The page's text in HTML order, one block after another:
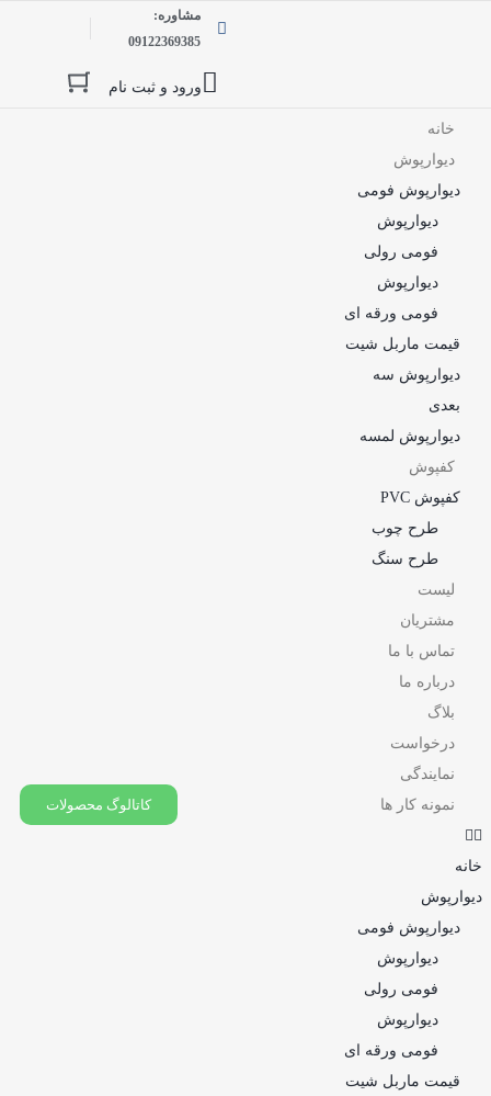
مشاوره:
09122369385
ورود و ثبت نام
خانه
دیوارپوش
دیوارپوش فومی
دیوارپوش
فومی رولی
دیوارپوش
فومی ورقه ای
قیمت ماربل شیت
دیوارپوش سه
بعدی
دیوارپوش لمسه
کفپوش
کفپوش PVC
طرح چوب
طرح سنگ
لیست
مشتریان
تماس با ما
درباره ما
بلاگ
درخواست
نمایندگی
نمونه کار ها
خانه
دیوارپوش
دیوارپوش فومی
دیوارپوش
فومی رولی
دیوارپوش
فومی ورقه ای
قیمت ماربل شیت
کاتالوگ محصولات